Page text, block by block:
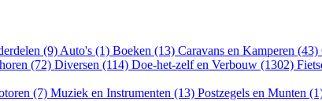
(9) Auto's (1) Boeken (13) Caravans en Kamperen (43)
(72) Diversen (114) Doe-het-zelf en Verbouw (1302)
(7) Muziek en Instrumenten (13) Postzegels en Munten